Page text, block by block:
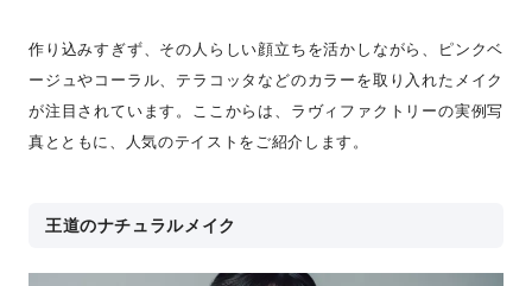
作り込みすぎず、その人らしい顔立ちを活かしながら、ピンクベ
ージュやコーラル、テラコッタなどのカラーを取り入れたメイク
が注目されています。ここからは、ラヴィファクトリーの実例写
真とともに、人気のテイストをご紹介します。
王道のナチュラルメイク